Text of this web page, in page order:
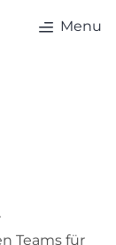
Menu
Teams für